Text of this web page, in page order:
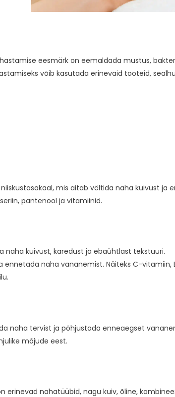
eesmärk on eemaldada mustus,
võib kasutada erinevaid tooteid,
mis aitab vältida naha kuivust ja
pantenool ja vitamiinid.
kuivust, karedust ja ebaühtlast tekstuuri.
naha vananemist. Näiteks C-vitamiin,
naha tervist ja põhjustada enneaegset
mõjude eest.
nahatüübid, nagu kuiv, õline,